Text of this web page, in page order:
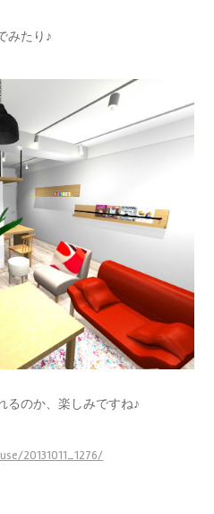
みたり♪
るのか、楽しみですね♪
20131011_1276/